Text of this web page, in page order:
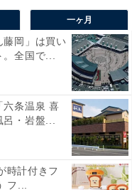
一ヶ月
藤岡」は買い
。全国で...
六条温泉 喜
呂・岩盤...
時計付きフ
フ...